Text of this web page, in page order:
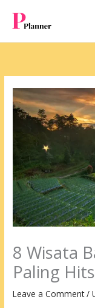
content
8 Wisata
Paling
Leave a Comment /